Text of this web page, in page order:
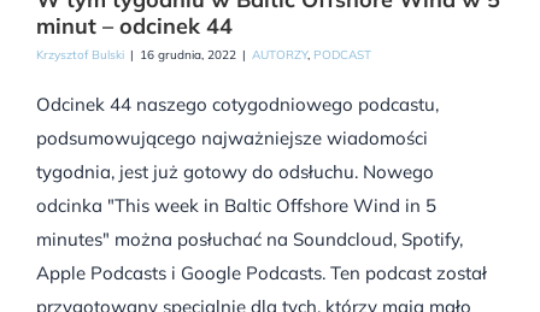
minut – odcinek 44
Krzysztof Bulski | 16 grudnia, 2022 | AUTORZY, PODCAST
Odcinek 44 naszego cotygodniowego podcastu,
podsumowującego najważniejsze wiadomości
tygodnia, jest już gotowy do odsłuchu. Nowego
odcinka "This week in Baltic Offshore Wind in 5
minutes" można posłuchać na Soundcloud, Spotify,
Apple Podcasts i Google Podcasts. Ten podcast został
przygotowany specjalnie dla tych, którzy mają mało